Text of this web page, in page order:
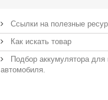
Ссылки на полезные
Как искать товар
Подбор аккумулятора для
автомобиля.